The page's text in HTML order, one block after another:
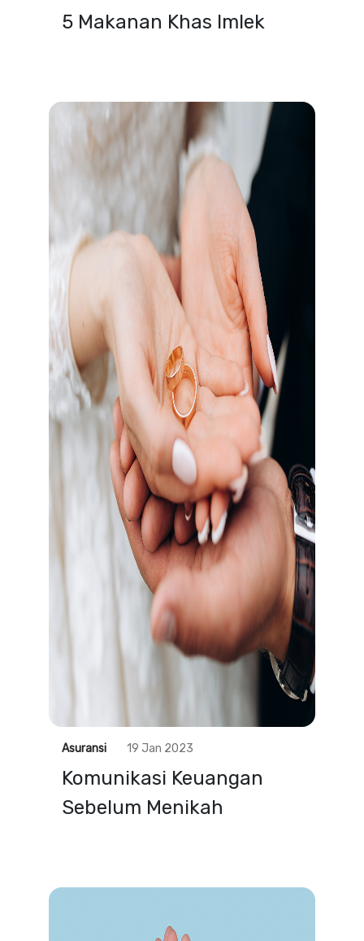
5 Makanan Khas Imlek
Asuransi 19 Jan 2023
Komunikasi Keuangan
Sebelum Menikah